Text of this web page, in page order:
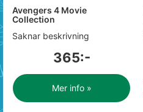
Avengers 4 Movie
Collection
Saknar beskrivning
365:-
Mer info »